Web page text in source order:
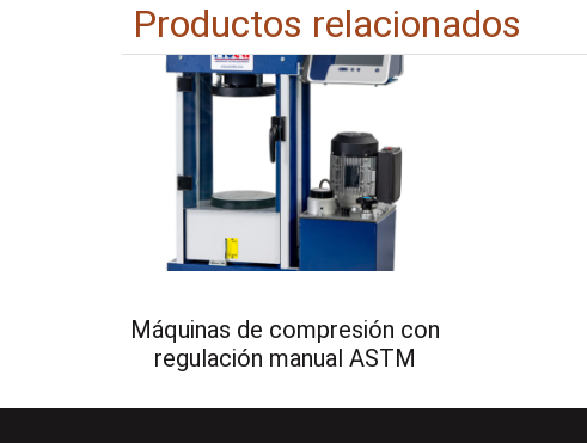
Productos relacionados
Máquinas de compresión con
regulación manual ASTM